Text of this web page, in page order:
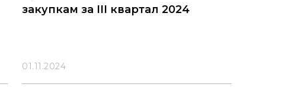
закупкам за III квартал 2024
01.11.2024